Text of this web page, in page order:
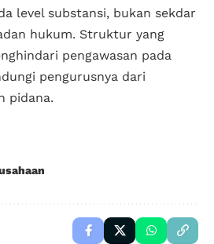
level substansi, bukan sekdar
hukum. Struktur yang
pengawasan pada
pengurusnya dari
pidana.